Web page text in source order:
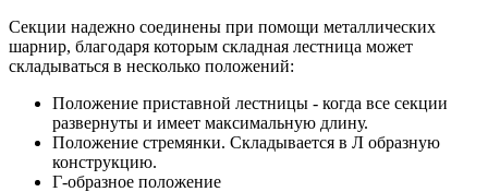
Секции надежно соединены при помощи металлических
шарнир, благодаря которым складная лестница может
складываться в несколько положений:
Положение приставной лестницы - когда все секции
развернуты и имеет максимальную длину.
Положение стремянки. Складывается в Л образную
конструкцию.
Г-образное положение